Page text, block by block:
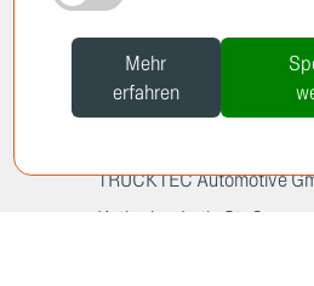
Newsletter
TRUCKTEC Automotive
Katharina-Loth-Str. 2
Mehr
erfahren